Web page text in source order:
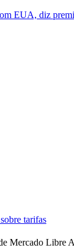
EUA, diz
tarifas
Mercado